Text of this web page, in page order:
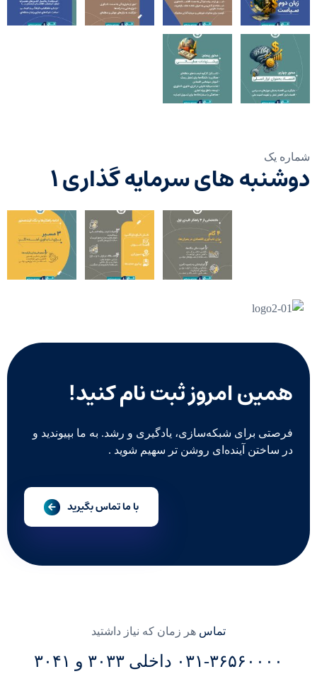
شماره یک
دوشنبه های سرمایه گذاری ۱
همین امروز ثبت نام کنید!
فرصتی برای شبکه‌سازی، یادگیری و رشد. به ما بپیوندید و
در ساختن آینده‌ای روشن‌ تر سهیم شوید .
با ما تماس بگیرید
تماس هر زمان که نیاز داشتید
۰۳۱-۳۶۵۶۰۰۰۰ داخلی ۳۰۳۳ و ۳۰۴۱
مشترک شدن در
به روز رسانی!
من میپذیرمقوانین و مقررات
عضویت